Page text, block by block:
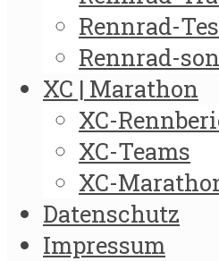
Rennrad-
Rennrad-
XC | Marathon
XC-
XC-Teams
XC-
Datenschutz
Impressum